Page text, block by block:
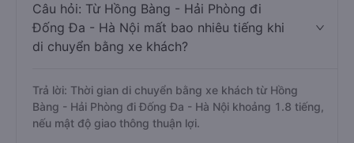
Câu hỏi: Từ Hồng Bàng - Hải Phòng đi
Đống Đa - Hà Nội mất bao nhiêu tiếng khi
di chuyển bằng xe khách?
Trả lời: Thời gian di chuyển bằng xe khách từ Hồng
Bàng - Hải Phòng đi Đống Đa - Hà Nội khoảng 1.8 tiếng,
nếu mật độ giao thông thuận lợi.